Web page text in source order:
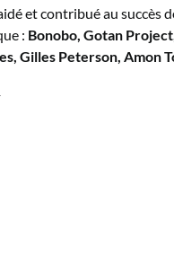
et contribué au succès
: Bonobo, Gotan
Gilles Peterson, Amon